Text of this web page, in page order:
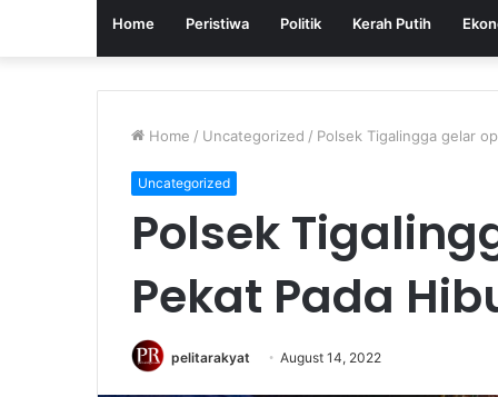
Home Peristiwa Politik Kerah Putih
Home / Uncategorized / Polsek Tigalingga gelar
Uncategorized
Polsek
Pekat Pada
pelitarakyat August 14, 2022